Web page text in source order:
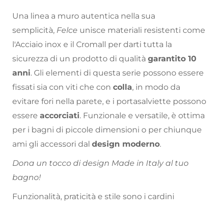
Una linea a muro autentica nella sua
semplicità, Felce unisce materiali resistenti come
l'Acciaio inox e il Cromall per darti tutta la
sicurezza di un prodotto di qualità garantito 10
anni. Gli elementi di questa serie possono essere
fissati sia con viti che con colla, in modo da
evitare fori nella parete, e i portasalviette possono
essere accorciati. Funzionale e versatile, è ottima
per i bagni di piccole dimensioni o per chiunque
ami gli accessori dal design moderno.
Dona un tocco di design Made in Italy al tuo
bagno!
Funzionalità, praticità e stile sono i cardini